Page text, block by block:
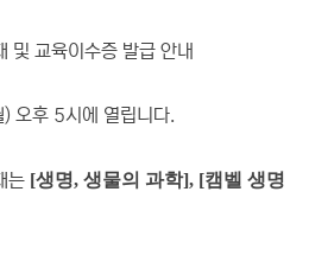
및 교육이수증 발급 안내
오후 5시에 열립니다.
는 [생명, 생물의 과학], [캠벨 생명